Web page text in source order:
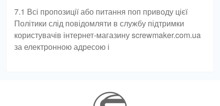
7.1 Всі пропозиції або питання поп приводу цієї
Політики слід повідомляти в службу підтримки
користувачів інтернет-магазину screwmaker.com.ua
за електронною адресою і